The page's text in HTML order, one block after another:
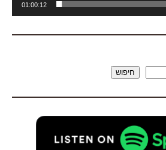
01:00:12
חיפוש